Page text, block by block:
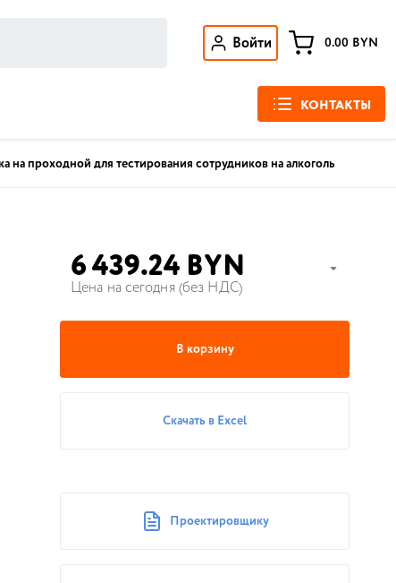
Войти 0.00 BYN
КОНТАКТЫ
на проходной для тестирования сотрудников на алкоголь
6 439.24 BYN
Цена на сегодня (без НДС)
В корзину
Скачать в Excel
Проектировщику